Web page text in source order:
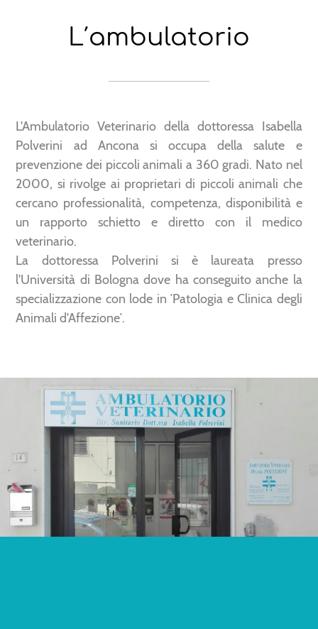
L′ambulatorio
L'Ambulatorio Veterinario della dottoressa Isabella
Polverini ad Ancona si occupa della salute e
prevenzione dei piccoli animali a 360 gradi. Nato nel
2000, si rivolge ai proprietari di piccoli animali che
cercano professionalità, competenza, disponibilità e
un rapporto schietto e diretto con il medico
veterinario.
La dottoressa Polverini si è laureata presso
l'Università di Bologna dove ha conseguito anche la
specializzazione con lode in ′Patologia e Clinica degli
Animali d'Affezione′.